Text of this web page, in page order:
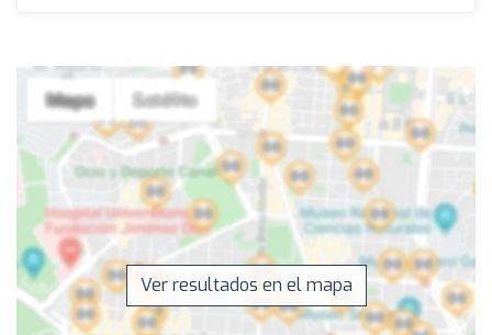
Ver resultados en el mapa